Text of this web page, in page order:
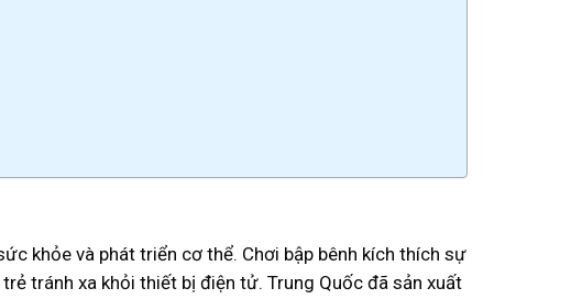
khỏe và phát triển cơ thể. Chơi bập bênh kích thích sự
tránh xa khỏi thiết bị điện tử. Trung Quốc đã sản xuất